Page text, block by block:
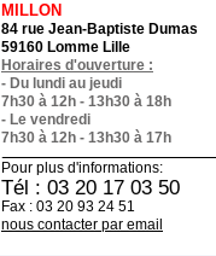
MILLON
84 rue Jean-Baptiste Dumas
59160 Lomme Lille
Horaires d'ouverture :
- Du lundi au jeudi
7h30 à 12h - 13h30 à 18h
- Le vendredi
7h30 à 12h - 13h30 à 17h
Pour plus d'informations:
Tél : 03 20 17 03 50
Fax : 03 20 93 24 51
nous contacter par email